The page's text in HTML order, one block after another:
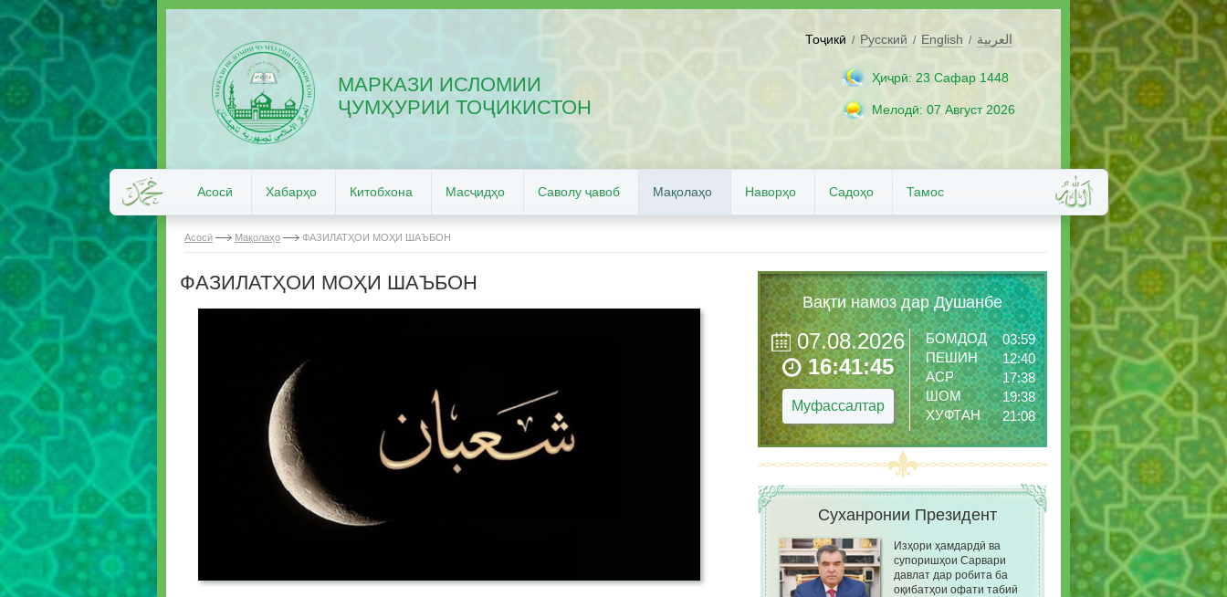
МАРКАЗИ ИСЛОМИИ
ҶУМҲУРИИ ТОҶИКИСТОН
Тоҷикӣ / Русский / English / العربية
Ҳиҷрӣ: 23 Сафар 1448
Мелодӣ: 07 Август 2026
Асосӣ Хабарҳо Китобхона Масҷидҳо Саволу ҷавоб Мақолаҳо Наворҳо Садоҳо Тамос
Асосӣ Мақолаҳо ФАЗИЛАТҲОИ МОҲИ ШАЪБОН
ФАЗИЛАТҲОИ МОҲИ ШАЪБОН
Вақти намоз дар Душанбе
07.08.2026
16:41:47
Муфассалтар
БОМДОД
03:59
ПЕШИН
12:40
АСР
17:38
ШОМ
19:38
ХУФТАН
21:08
Суханронии Президент
Изҳори ҳамдардӣ ва
супоришҳои Сарвари
давлат дар робита ба
оқибатҳои офати табиӣ